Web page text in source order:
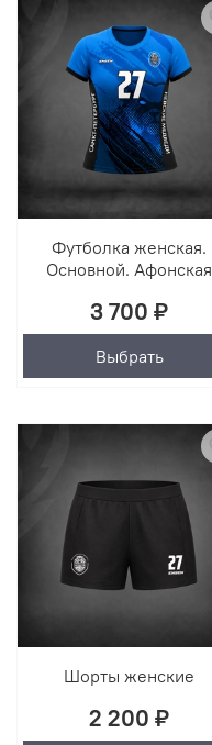
Футболка женская.
Основной. Афонская
3 700 ₽
Выбрать
Шорты женские
2 200 ₽